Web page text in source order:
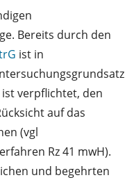
Bereits durch den
ist in
verpflichtet, den
auf das
(vgl
Rz 41 mwH).
und begehrten